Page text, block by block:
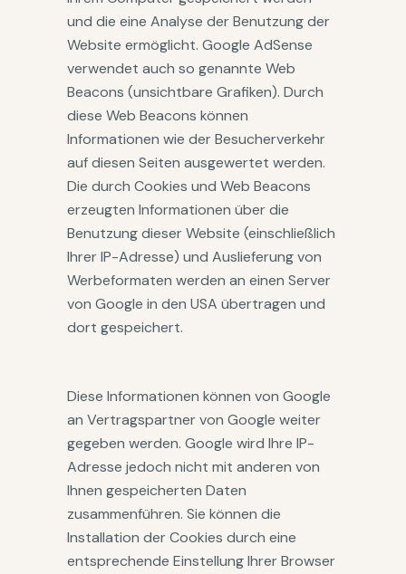
und die eine Analyse der Benutzung der
Website ermöglicht. Google AdSense
verwendet auch so genannte Web
Beacons (unsichtbare Grafiken). Durch
diese Web Beacons können
Informationen wie der Besucherverkehr
auf diesen Seiten ausgewertet werden.
Die durch Cookies und Web Beacons
erzeugten Informationen über die
Benutzung dieser Website (einschließlich
Ihrer IP-Adresse) und Auslieferung von
Werbeformaten werden an einen Server
von Google in den USA übertragen und
dort gespeichert.
Diese Informationen können von Google
an Vertragspartner von Google weiter
gegeben werden. Google wird Ihre IP-
Adresse jedoch nicht mit anderen von
Ihnen gespeicherten Daten
zusammenführen. Sie können die
Installation der Cookies durch eine
entsprechende Einstellung Ihrer Browser